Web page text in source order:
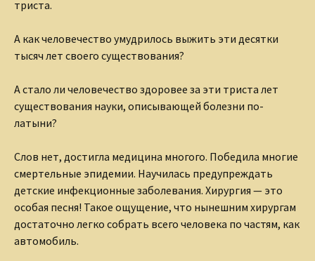
триста.
А как человечество умудрилось выжить эти десятки
тысяч лет своего существования?
А стало ли человечество здоровее за эти триста лет
существования науки, описывающей болезни по-
латыни?
Слов нет, достигла медицина многого. Победила многие
смертельные эпидемии. Научилась предупреждать
детские инфекционные заболевания. Хирургия — это
особая песня! Такое ощущение, что нынешним хирургам
достаточно легко собрать всего человека по частям, как
автомобиль.